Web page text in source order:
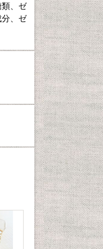
類、ゼ
、ゼ